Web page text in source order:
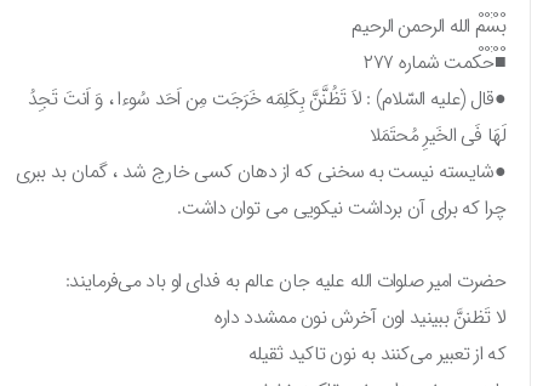
00:00
00:00
بسم الله الرحمن الرحیم
■حکمت شماره ۲۷۷
●قال (علیه السّلام) : لاَ تَظُنَّنَّ بِکَلِمَه خَرَجَت مِن اَحَد سُوءا ، وَ اَنتَ تَجِدُ
لَهَا فَی الخَیرِ مُحتَمَلا
●شایسته نیست به سخنی که از دهان کسی خارج شد ، گمان بد ببری
چرا که برای آن برداشت نیکویی می توان داشت.
حضرت امیر صلوات الله علیه جان عالم به فدای او باد می‌فرمایند:
لا تَظننَّ ببینید اون آخرش نون ممشدد داره
که از تعبیر می‌کنند به نون تاکید ثقیله